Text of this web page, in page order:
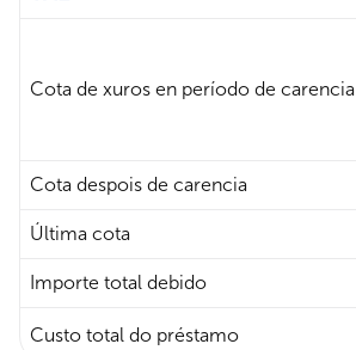
Cota de xuros en período de carencia
Cota despois de carencia
Última cota
Importe total debido
Custo total do préstamo